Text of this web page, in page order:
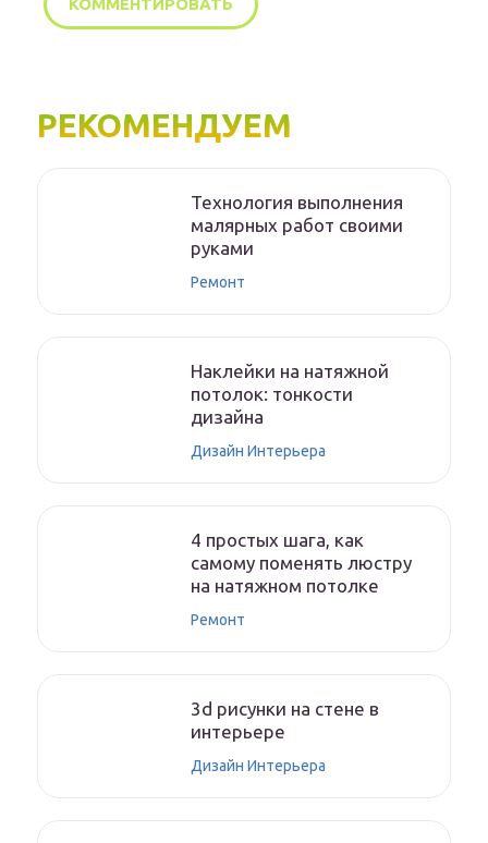
РЕКОМЕНДУЕМ
Технология выполнения
малярных работ своими
руками
Ремонт
Наклейки на натяжной
потолок: тонкости
дизайна
Дизайн Интерьера
4 простых шага, как
самому поменять люстру
на натяжном потолке
Ремонт
3d рисунки на стене в
интерьере
Дизайн Интерьера